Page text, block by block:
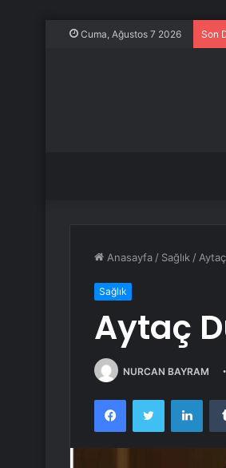
Cuma, Ağustos 7 2026 Son
Anasayfa / Sağlık /
Sağlık
Aytaç
NURCAN BAYRAM
FacebookTwitter